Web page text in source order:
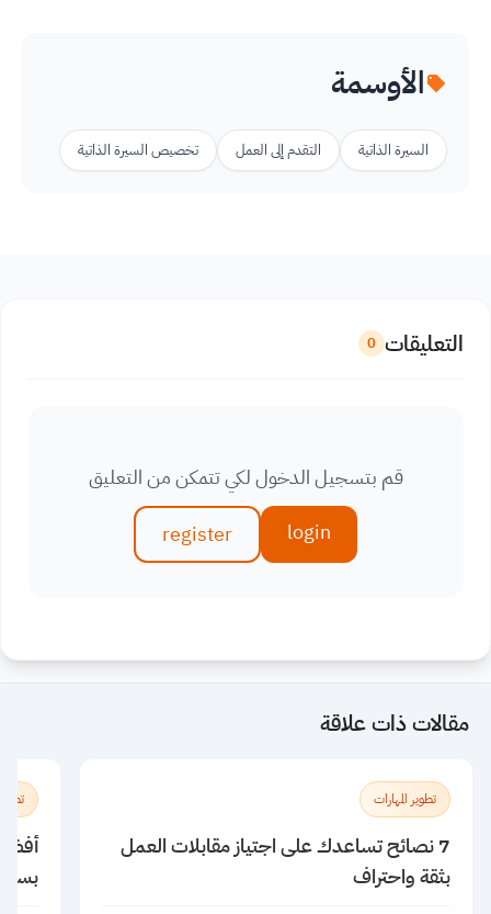
الأوسمة
السيرة الذاتية التقدم إلى العمل تخصيص السيرة الذاتية
التعليقات 0
قم بتسجيل الدخول لكي تتمكن من التعليق
login
register
مقالات ذات علاقة
تطوير المهارات
7 نصائح تساعدك على اجتياز مقابلات العمل
بثقة واحتراف